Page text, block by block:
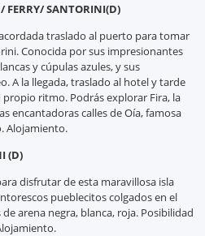
FERRY/ SANTORINI(D)
traslado al puerto para tomar
Conocida por sus impresionantes
y cúpulas azules, y sus
A la llegada, traslado al hotel y tarde
ritmo. Podrás explorar Fira, la
encantadoras calles de Oía, famosa
Alojamiento.
(D)
disfrutar de esta maravillosa isla
pueblecitos colgados en el
arena negra, blanca, roja. Posibilidad